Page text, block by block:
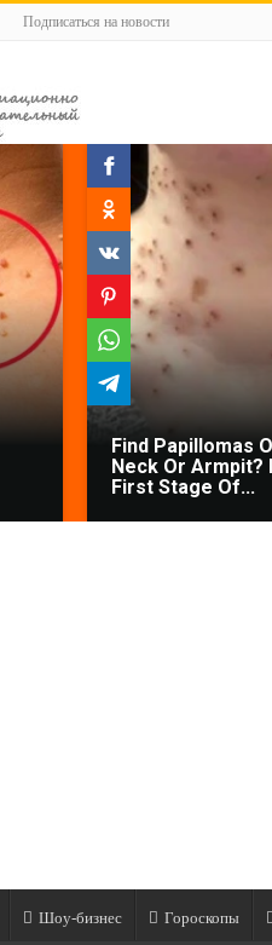
Подписаться на новости
Find Papillomas
Neck Or Armpit?
First Stage Of...
Шоу-бизнес Гороскопы